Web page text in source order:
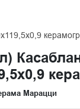
Марацци